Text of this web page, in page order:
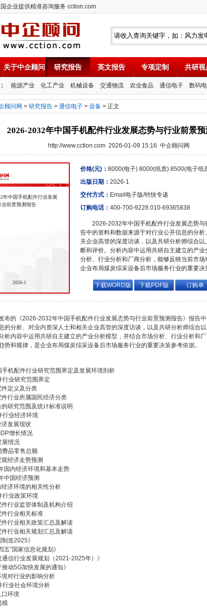
企业提供精准咨询服务 cction.com
关于中企顾问 研究报告 英文报告 专项定制 共研视
能源产业 化工产业 机械设备 交通物流 农业食品 通信电子 数码
顾问网 > 研究报告 > 通信电子 > 设备 > 正文
2026-2032年中国手机配件行业发展态势与行业前景
http://www.cction.com 2026-01-09 15:16 中企顾问网
年中国手机配件行业发展
业前景预测报告
2026-1
价格(元)： 8000(电子) 8000(纸质) 8500(电子纸
出版日期： 2026-1
交付方式： Email电子版/特快专递
订购电话： 400-700-9228 010-69365838
2026-2032年中国手机配件行业发展态势与
告中的资料和数据来源于对行业公开信息的分
关企业高管的深度访谈，以及共研分析师综合以
断和评价。分析内容中运用共研自主建立的产
分析、行业分析和厂商分析，能够反映当前市
企业布局煤炭综采设备后市场服务行业的重要决
下载WORD版 下载PDF版 订购单
布的《2026-2032年中国手机配件行业发展态势与行业前景预测报告》报告
的分析、对业内资深人士和相关企业高管的深度访谈，以及共研分析师综合
析内容中运用共研自主建立的产业分析模型，并结合市场分析、行业分析和
势和规律，是企业布局煤炭综采设备后市场服务行业的重要决策参考依据。
手机配件行业研究范围界定及发展环境剖析
行业研究范围界定
件定义及分类
件行业所属国民经济分类
研究范围及统计标准说明
行业经济环境
济发展现状
增长情况
展情况
费品零售总额
经济走势预测
国内经济环境和基本走势
中国经济预测
经济环境的相关性分析
行业政策环境
行业监管体制及机构介绍
件行业相关标准
件行业相关政策汇总及解读
件行业相关规划汇总及解读
制造2025》
五”国家信息化规划》
通信行业发展规划（2021-2025年）》
推动5G加快发展的通知》
境对行业的影响分析
行业社会环境分析
口环境
模